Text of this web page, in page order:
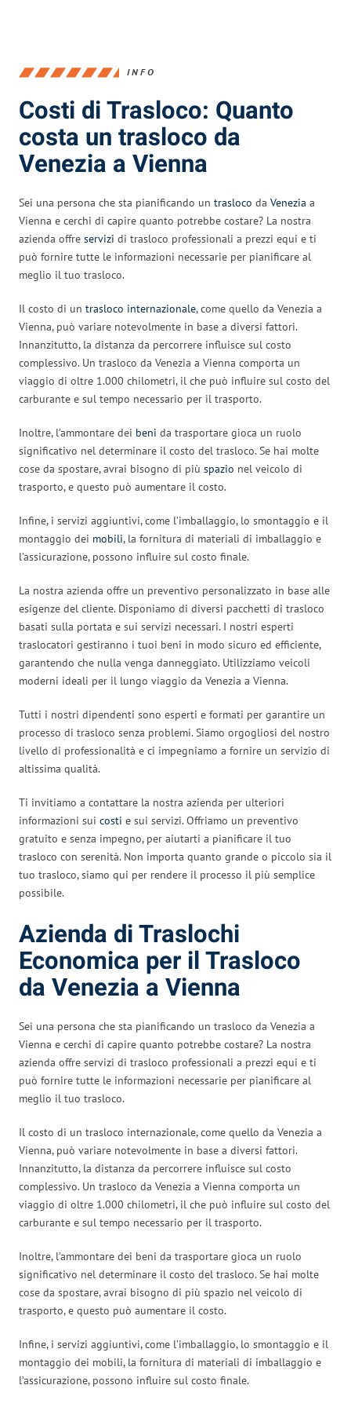
INFO
Costi di Trasloco: Quanto
costa un trasloco da
Venezia a Vienna
Sei una persona che sta pianificando un trasloco da Venezia a
Vienna e cerchi di capire quanto potrebbe costare? La nostra
azienda offre servizi di trasloco professionali a prezzi equi e ti
può fornire tutte le informazioni necessarie per pianificare al
meglio il tuo trasloco.
Il costo di un trasloco internazionale, come quello da Venezia a
Vienna, può variare notevolmente in base a diversi fattori.
Innanzitutto, la distanza da percorrere influisce sul costo
complessivo. Un trasloco da Venezia a Vienna comporta un
viaggio di oltre 1.000 chilometri, il che può influire sul costo del
carburante e sul tempo necessario per il trasporto.
Inoltre, l’ammontare dei beni da trasportare gioca un ruolo
significativo nel determinare il costo del trasloco. Se hai molte
cose da spostare, avrai bisogno di più spazio nel veicolo di
trasporto, e questo può aumentare il costo.
Infine, i servizi aggiuntivi, come l’imballaggio, lo smontaggio e il
montaggio dei mobili, la fornitura di materiali di imballaggio e
l’assicurazione, possono influire sul costo finale.
La nostra azienda offre un preventivo personalizzato in base alle
esigenze del cliente. Disponiamo di diversi pacchetti di trasloco
basati sulla portata e sui servizi necessari. I nostri esperti
traslocatori gestiranno i tuoi beni in modo sicuro ed efficiente,
garantendo che nulla venga danneggiato. Utilizziamo veicoli
moderni ideali per il lungo viaggio da Venezia a Vienna.
Tutti i nostri dipendenti sono esperti e formati per garantire un
processo di trasloco senza problemi. Siamo orgogliosi del nostro
livello di professionalità e ci impegniamo a fornire un servizio di
altissima qualità.
Ti invitiamo a contattare la nostra azienda per ulteriori
informazioni sui costi e sui servizi. Offriamo un preventivo
gratuito e senza impegno, per aiutarti a pianificare il tuo
trasloco con serenità. Non importa quanto grande o piccolo sia il
tuo trasloco, siamo qui per rendere il processo il più semplice
possibile.
Azienda di Traslochi
Economica per il Trasloco
da Venezia a Vienna
Sei una persona che sta pianificando un trasloco da Venezia a
Vienna e cerchi di capire quanto potrebbe costare? La nostra
azienda offre servizi di trasloco professionali a prezzi equi e ti
può fornire tutte le informazioni necessarie per pianificare al
meglio il tuo trasloco.
Il costo di un trasloco internazionale, come quello da Venezia a
Vienna, può variare notevolmente in base a diversi fattori.
Innanzitutto, la distanza da percorrere influisce sul costo
complessivo. Un trasloco da Venezia a Vienna comporta un
viaggio di oltre 1.000 chilometri, il che può influire sul costo del
carburante e sul tempo necessario per il trasporto.
Inoltre, l’ammontare dei beni da trasportare gioca un ruolo
significativo nel determinare il costo del trasloco. Se hai molte
cose da spostare, avrai bisogno di più spazio nel veicolo di
trasporto, e questo può aumentare il costo.
Infine, i servizi aggiuntivi, come l’imballaggio, lo smontaggio e il
montaggio dei mobili, la fornitura di materiali di imballaggio e
l’assicurazione, possono influire sul costo finale.